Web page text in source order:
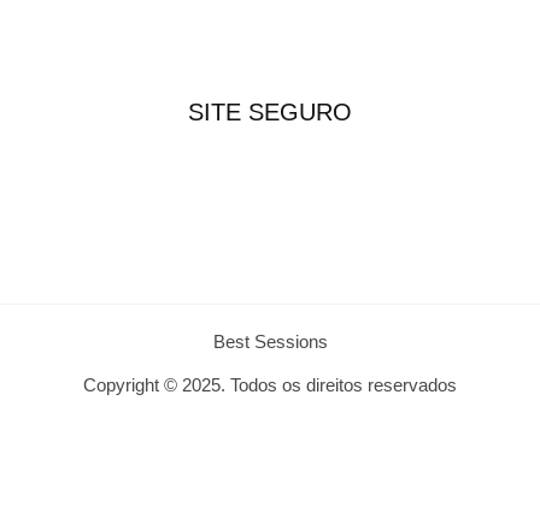
SITE SEGURO
Best Sessions
Copyright © 2025. Todos os direitos reservados